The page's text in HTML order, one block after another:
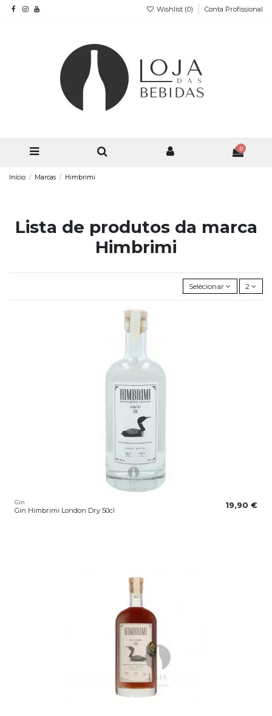
Wishlist (0) Conta Profissional
0
Início Marcas Himbrimi
Lista de produtos da marca
Himbrimi
Selecionar 2
Gin
Gin Himbrimi London Dry 50cl
19,90 €